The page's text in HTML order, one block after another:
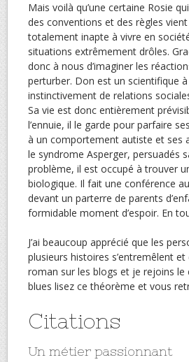
Mais voilà qu’une certaine Rosie
des conventions et des règles
totalement inapte à vivre en
situations extrêmement drôles.
donc à nous d’imaginer les
perturber. Don est un scientifique
instinctivement de relations
Sa vie est donc entièrement
l’ennuie, il le garde pour parfaire
à un comportement autiste et ses
le syndrome Asperger, persuadés
problème, il est occupé à trouver
biologique. Il fait une conférence
devant un parterre de parents
formidable moment d’espoir. En
J’ai beaucoup apprécié que les
plusieurs histoires s’entremêlent
roman sur les blogs et je rejoins
blues lisez ce théorème et vous
Citations
Un métier passionnant